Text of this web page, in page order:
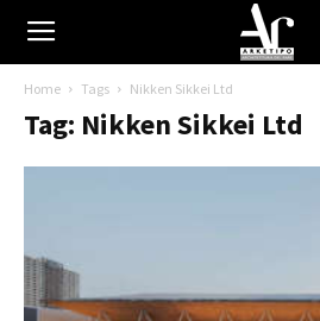
Home Tags Nikken Sikkei Ltd
Tag: Nikken Sikkei Ltd